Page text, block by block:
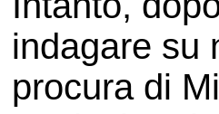
indagare su
procura di